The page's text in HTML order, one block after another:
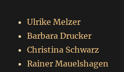
Ulrike Melzer
Barbara Drucker
Christina Schwarz
Rainer Mauelshagen